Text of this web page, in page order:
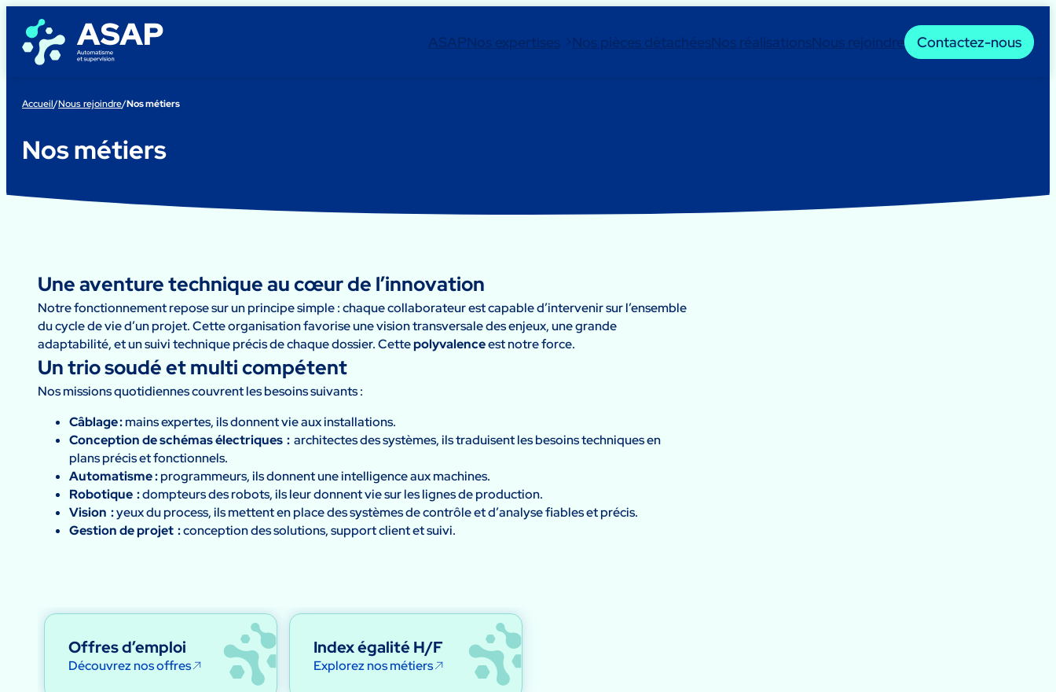
contenu
ASAPNos expertises Nos pièces détachéesNos réalisationsNous rejoindre Contactez-nous
Accueil/Nous rejoindre/Nos métiers
Nos métiers
Une aventure technique au cœur de l’innovation
Notre fonctionnement repose sur un principe simple : chaque collaborateur est capable d’intervenir sur l’ensemble
du cycle de vie d’un projet. Cette organisation favorise une vision transversale des enjeux, une grande
adaptabilité, et un suivi technique précis de chaque dossier. Cettepolyvalenceest notre force.
Un trio soudé et multi compétent
Nos missions quotidiennes couvrent les besoins suivants :
Câblage :mains expertes, ils donnent vie aux installations.
Conception de schémas électriques : architectes des systèmes, ils traduisent les besoins techniques en
plans précis et fonctionnels.
Automatisme :programmeurs, ils donnent une intelligence aux machines.
Robotique :dompteurs des robots, ils leur donnent vie sur les lignes de production.
Vision :yeux du process, ils mettent en place des systèmes de contrôle et d’analyse fiables et précis.
Gestion de projet :conception des solutions, support client et suivi.
Offres d’emploi
Découvrez nos offres
Index égalité H/F
Explorez nos métiers